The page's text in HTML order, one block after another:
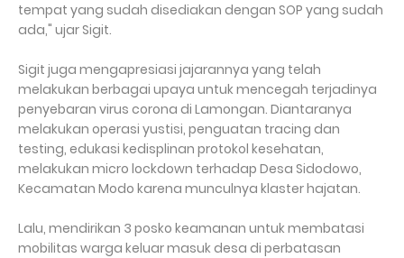
tempat yang sudah disediakan dengan SOP yang sudah
ada," ujar Sigit.
Sigit juga mengapresiasi jajarannya yang telah
melakukan berbagai upaya untuk mencegah terjadinya
penyebaran virus corona di Lamongan. Diantaranya
melakukan operasi yustisi, penguatan tracing dan
testing, edukasi kedisplinan protokol kesehatan,
melakukan micro lockdown terhadap Desa Sidodowo,
Kecamatan Modo karena munculnya klaster hajatan.
Lalu, mendirikan 3 posko keamanan untuk membatasi
mobilitas warga keluar masuk desa di perbatasan